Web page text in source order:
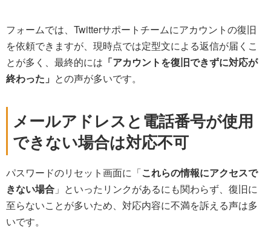
フォームでは、Twitterサポートチームにアカウントの復旧
を依頼できますが、現時点では定型文による返信が届くこ
とが多く、最終的には 「アカウントを復旧できずに対応が
終わった」 との声が多いです。
メールアドレスと電話番号が使用
できない場合は対応不可
パスワードのリセット画面に「これらの情報にアクセスで
きない場合 」といったリンクがあるにも関わらず、復旧に
至らないことが多いため、対応内容に不満を訴える声は多
いです。